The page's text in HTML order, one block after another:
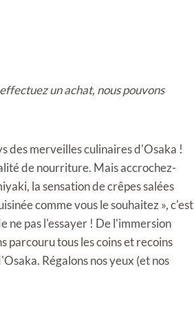
un achat, nous pouvons
des merveilles culinaires d'Osaka !
de nourriture. Mais accrochez-
la sensation de crêpes salées
comme vous le souhaitez », c'est
ne pas l'essayer ! De l'immersion
parcouru tous les coins et recoins
Régalons nos yeux (et nos